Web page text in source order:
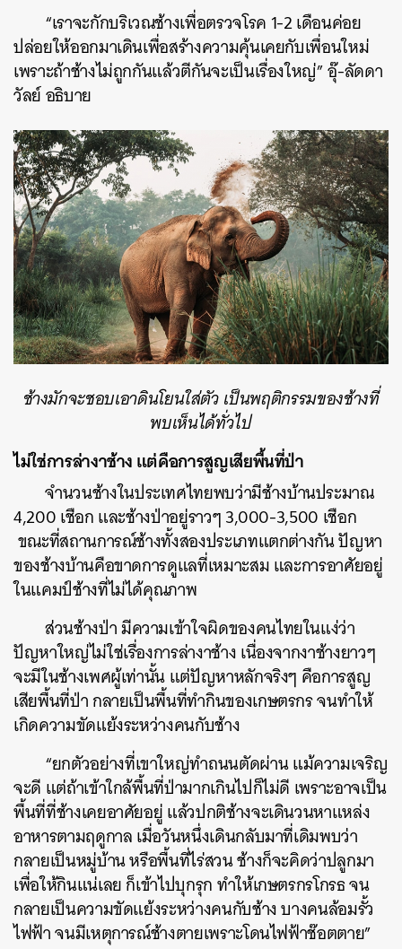
“เราจะกักบริเวณช้างเพื่อตรวจโรค 1-2 เดือนค่อย
ปล่อยให้ออกมาเดินเพื่อสร้างความคุ้นเคยกับเพื่อนใหม่
เพราะถ้าช้างไม่ถูกกันแล้วตีกันจะเป็นเรื่องใหญ่” อุ๊-ลัดดา
วัลย์ อธิบาย
ช้างมักจะชอบเอาดินโยนใส่ตัว เป็นพฤติกรรมของช้างที่
พบเห็นได้ทั่วไป
ไม่ใช่การล่างาช้าง แต่คือการสูญเสียพื้นที่ป่า
จำนวนช้างในประเทศไทยพบว่ามีช้างบ้านประมาณ
4,200 เชือก และช้างป่าอยู่ราวๆ 3,000-3,500 เชือก
ขณะที่สถานการณ์ช้างทั้งสองประเภทแตกต่างกัน ปัญหา
ของช้างบ้านคือขาดการดูแลที่เหมาะสม และการอาศัยอยู่
ในแคมป์ช้างที่ไม่ได้คุณภาพ
ส่วนช้างป่า มีความเข้าใจผิดของคนไทยในแง่ว่า
ปัญหาใหญ่ไม่ใช่เรื่องการล่างาช้าง เนื่องจากงาช้างยาวๆ
จะมีในช้างเพศผู้เท่านั้น แต่ปัญหาหลักจริงๆ คือการสูญ
เสียพื้นที่ป่า กลายเป็นพื้นที่ทำกินของเกษตรกร จนทำให้
เกิดความขัดแย้งระหว่างคนกับช้าง
“ยกตัวอย่างที่เขาใหญ่ทำถนนตัดผ่าน แม้ความเจริญ
จะดี แต่ถ้าเข้าใกล้พื้นที่ป่ามากเกินไปก็ไม่ดี เพราะอาจเป็น
พื้นที่ที่ช้างเคยอาศัยอยู่ แล้วปกติช้างจะเดินวนหาแหล่ง
อาหารตามฤดูกาล เมื่อวันหนึ่งเดินกลับมาที่เดิมพบว่า
กลายเป็นหมู่บ้าน หรือพื้นที่ไร่สวน ช้างก็จะคิดว่าปลูกมา
เพื่อให้กินแน่เลย ก็เข้าไปบุกรุก ทำให้เกษตรกรโกรธ จน
กลายเป็นความขัดแย้งระหว่างคนกับช้าง บางคนล้อมรั้ว
ไฟฟ้า จนมีเหตุการณ์ช้างตายเพราะโดนไฟฟ้าช๊อตตาย”